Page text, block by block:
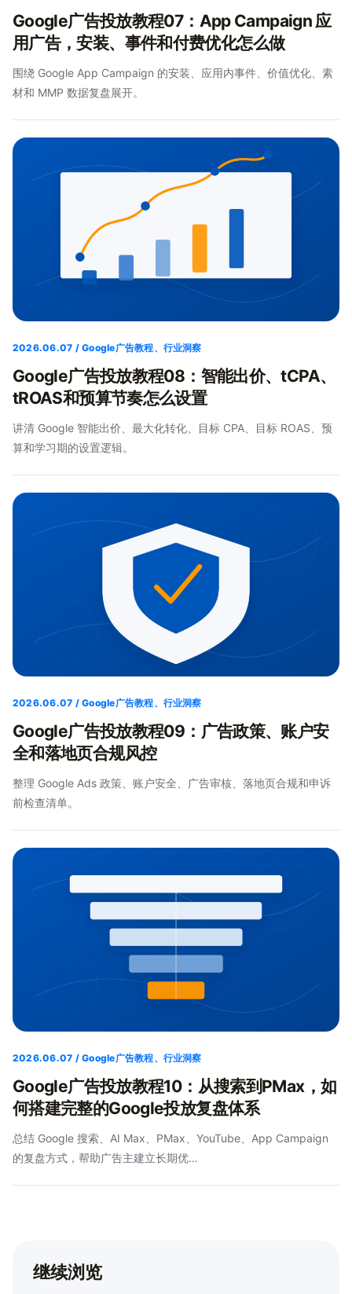
Google广告投放教程07：App Campaign 应
用广告，安装、事件和付费优化怎么做
围绕 Google App Campaign 的安装、应用内事件、价值优化、素
材和 MMP 数据复盘展开。
2026.06.07 / Google广告教程、行业洞察
Google广告投放教程08：智能出价、tCPA、
tROAS和预算节奏怎么设置
讲清 Google 智能出价、最大化转化、目标 CPA、目标 ROAS、预
算和学习期的设置逻辑。
2026.06.07 / Google广告教程、行业洞察
Google广告投放教程09：广告政策、账户安
全和落地页合规风控
整理 Google Ads 政策、账户安全、广告审核、落地页合规和申诉
前检查清单。
2026.06.07 / Google广告教程、行业洞察
Google广告投放教程10：从搜索到PMax，如
何搭建完整的Google投放复盘体系
总结 Google 搜索、AI Max、PMax、YouTube、App Campaign
的复盘方式，帮助广告主建立长期优…
继续浏览